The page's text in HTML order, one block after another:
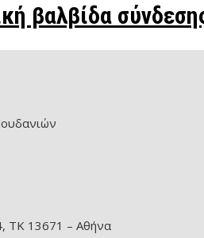
βαλβίδα
ΤΚ 13671 – Αθήνα